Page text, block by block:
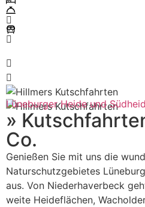
Lüneburger Heide und
»
Co.
Genießen Sie mit uns die
Naturschutzgebietes
aus. Von Niederhaverbeck
weite Heideflächen,